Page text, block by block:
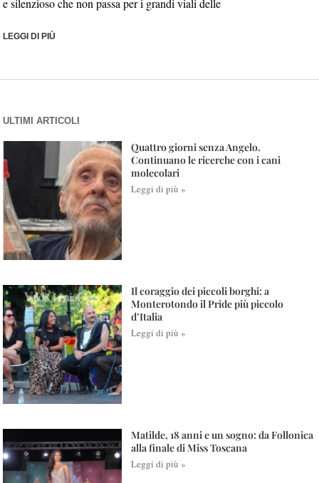
e silenzioso che non passa per i grandi viali delle
LEGGI DI PIÙ
ULTIMI ARTICOLI
Quattro giorni senza Angelo.
Continuano le ricerche con i cani
molecolari
Leggi di più »
Il coraggio dei piccoli borghi: a
Monterotondo il Pride più piccolo
d’Italia
Leggi di più »
Matilde, 18 anni e un sogno: da Follonica
alla finale di Miss Toscana
Leggi di più »